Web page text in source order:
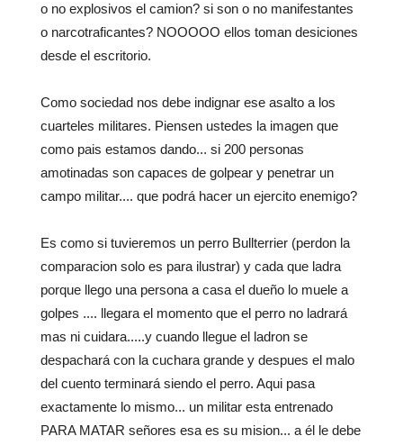
o no explosivos el camion? si son o no manifestantes
o narcotraficantes? NOOOOO ellos toman desiciones
desde el escritorio.
Como sociedad nos debe indignar ese asalto a los
cuarteles militares. Piensen ustedes la imagen que
como pais estamos dando... si 200 personas
amotinadas son capaces de golpear y penetrar un
campo militar.... que podrá hacer un ejercito enemigo?
Es como si tuvieremos un perro Bullterrier (perdon la
comparacion solo es para ilustrar) y cada que ladra
porque llego una persona a casa el dueño lo muele a
golpes .... llegara el momento que el perro no ladrará
mas ni cuidara.....y cuando llegue el ladron se
despachará con la cuchara grande y despues el malo
del cuento terminará siendo el perro. Aqui pasa
exactamente lo mismo... un militar esta entrenado
PARA MATAR señores esa es su mision... a él le debe